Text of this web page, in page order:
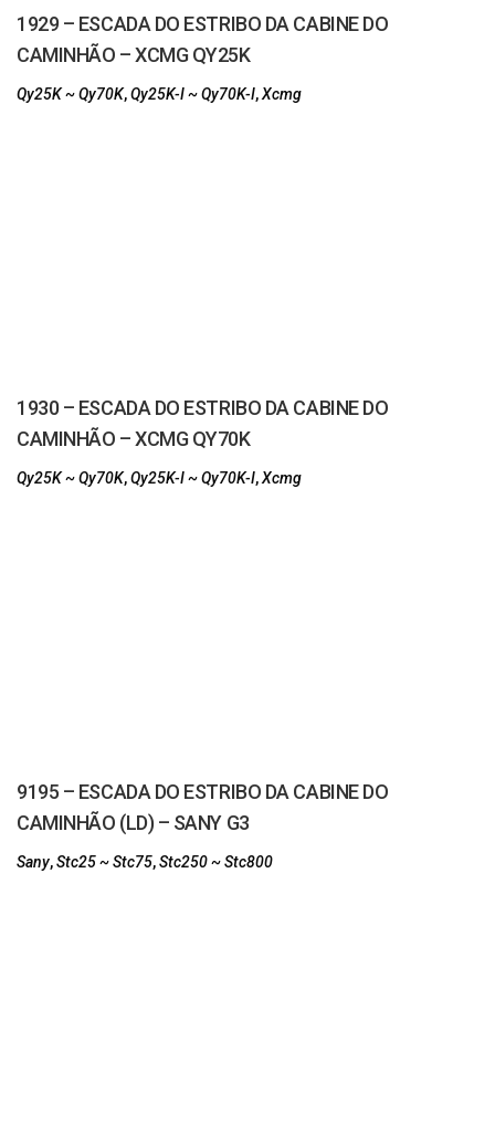
1929 – ESCADA DO ESTRIBO DA CABINE DO
CAMINHÃO – XCMG QY25K
Qy25K ~ Qy70K,Qy25K-I ~ Qy70K-I,Xcmg
1930 – ESCADA DO ESTRIBO DA CABINE DO
CAMINHÃO – XCMG QY70K
Qy25K ~ Qy70K,Qy25K-I ~ Qy70K-I,Xcmg
9195 – ESCADA DO ESTRIBO DA CABINE DO
CAMINHÃO (LD) – SANY G3
Sany,Stc25 ~ Stc75,Stc250 ~ Stc800